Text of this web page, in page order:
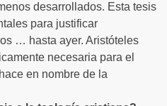
desarrollados. Esta tesis
para justificar
… hasta ayer. Aristóteles
necesaria para el
en nombre de la